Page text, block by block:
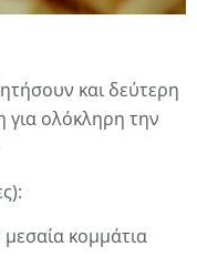
και δεύτερη
για ολόκληρη την
κομμάτια